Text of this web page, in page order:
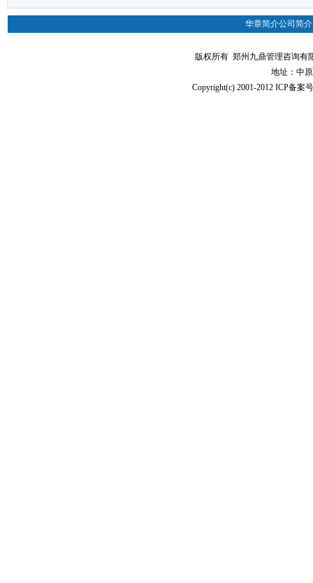
华章简介公司简介
版权所有 郑州九鼎管理咨询有
地址：中
Copyright(c) 2001-2012 ICP备案